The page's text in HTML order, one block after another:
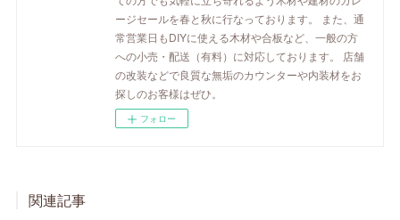
ージセールを春と秋に行なっております。 また、通
常営業日もDIYに使える木材や合板など、一般の方
への小売・配送（有料）に対応しております。 店舗
の改装などで良質な無垢のカウンターや内装材をお
探しのお客様はぜひ。
フォロー
関連記事